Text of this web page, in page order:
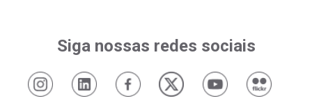
Siga nossas redes sociais